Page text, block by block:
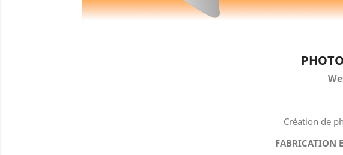
Création de
FABRICATION